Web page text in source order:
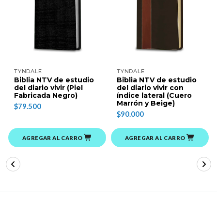
TYNDALE
Biblia NTV de estudio
del diario vivir (Piel
Fabricada Negro)
$79.500
AGREGAR AL CARRO
TYNDALE
Biblia NTV de estudio
del diario vivir con
índice lateral (Cuero
Marrón y Beige)
$90.000
AGREGAR AL CARRO